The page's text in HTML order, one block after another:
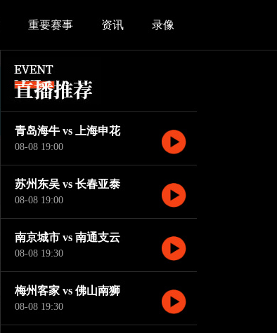
重要赛事 资讯 录像
青岛海牛 vs 上海申花
08-08 19:00
苏州东吴 vs 长春亚泰
08-08 19:00
南京城市 vs 南通支云
08-08 19:30
梅州客家 vs 佛山南狮
08-08 19:30